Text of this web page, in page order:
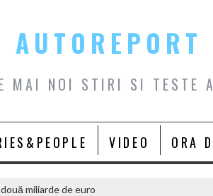
AUTOREPORT
MAI NOI STIRI SI TESTE
VIDEO ORA
miliarde de euro